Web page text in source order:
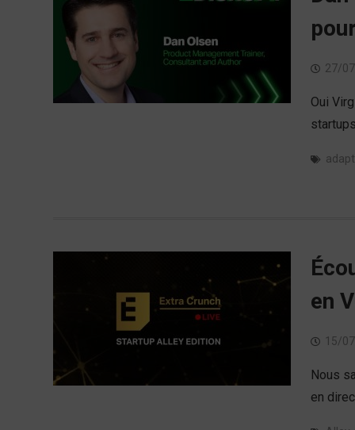
27/
Oui
en
15/
Nous
en